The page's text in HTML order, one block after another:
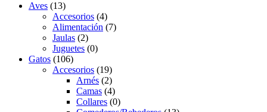
Aves (13)
Accesorios (4)
Alimentación (7)
Jaulas (2)
Juguetes (0)
Gatos (106)
Accesorios (19)
Arnés (2)
Camas (4)
Collares (0)